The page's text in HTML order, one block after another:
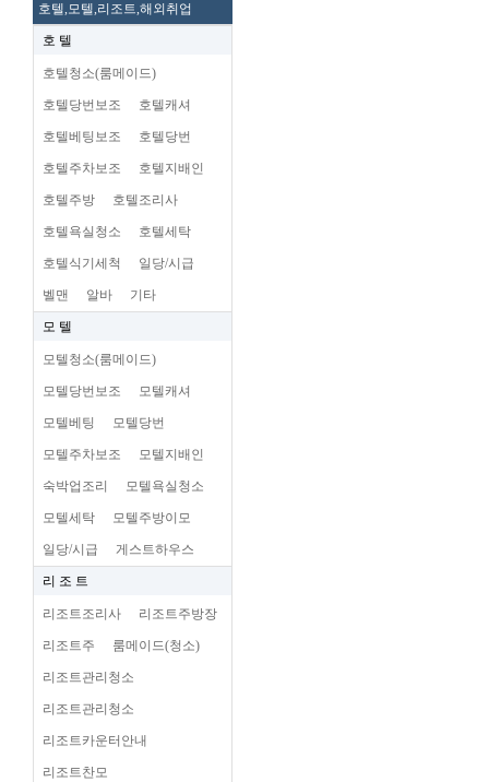
호텔,모텔,리조트,해외취업
호 텔
호텔청소(룸메이드)
호텔당번보조 호텔캐셔
호텔베팅보조 호텔당번
호텔주차보조 호텔지배인
호텔주방 호텔조리사
호텔욕실청소 호텔세탁
호텔식기세척 일당/시급
벨맨 알바 기타
모 텔
모텔청소(룸메이드)
모텔당번보조 모텔캐셔
모텔베팅 모텔당번
모텔주차보조 모텔지배인
숙박업조리 모텔욕실청소
모텔세탁 모텔주방이모
일당/시급 게스트하우스
리 조 트
리조트조리사 리조트주방장
리조트주 룸메이드(청소)
리조트관리청소
리조트관리청소
리조트카운터안내
리조트찬모